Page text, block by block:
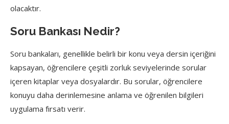
olacaktır.
Soru Bankası Nedir?
Soru bankaları, genellikle belirli bir konu veya dersin içeriğini
kapsayan, öğrencilere çeşitli zorluk seviyelerinde sorular
içeren kitaplar veya dosyalardır. Bu sorular, öğrencilere
konuyu daha derinlemesine anlama ve öğrenilen bilgileri
uygulama fırsatı verir.